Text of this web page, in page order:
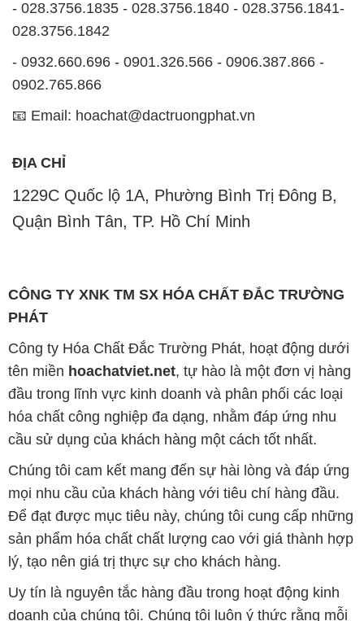
📧 Email: hoachat@dactruongphat.vn
ĐỊA CHỈ
1229C Quốc lộ 1A, Phường Bình Trị Đông B,
Quận Bình Tân, TP. Hồ Chí Minh
CÔNG TY XNK TM SX HÓA CHẤT ĐẮC TRƯỜNG
PHÁT
đầu trong lĩnh vực kinh doanh và phân phối các loại
hóa chất công nghiệp đa dạng, nhằm đáp ứng nhu
cầu sử dụng của khách hàng một cách tốt nhất.
Chúng tôi cam kết mang đến sự hài lòng và đáp ứng
mọi nhu cầu của khách hàng với tiêu chí hàng đầu.
Để đạt được mục tiêu này, chúng tôi cung cấp những
sản phẩm hóa chất chất lượng cao với giá thành hợp
lý, tạo nên giá trị thực sự cho khách hàng.
Uy tín là nguyên tắc hàng đầu trong hoạt động kinh
doanh của chúng tôi. Chúng tôi luôn ý thức rằng mỗi
sản phẩm mà chúng tôi cung cấp cần phải đáp ứng
tiêu chuẩn chất lượng cao, đảm bảo sự hài lòng của
đối tác. Đồng thời, chúng tôi luôn đặt mức giá hợp lý,
nhằm tạo điều kiện cho sự phát triển và sự tồn tại